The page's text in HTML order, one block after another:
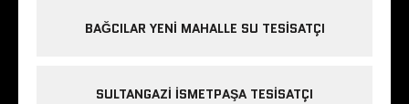
BAĞCILAR YENI MAHALLE SU TESISATÇI
SULTANGAZI ISMETPAŞA TESISATÇI